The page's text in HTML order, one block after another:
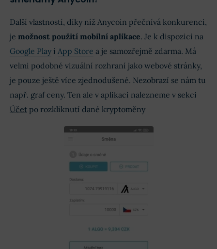
Další vlastností, díky níž Anycoin přečnívá konkurenci,
je možnost použití mobilní aplikace. Je k dispozici na
Google Play i App Store a je samozřejmě zdarma. Má
velmi podobné vizuální rozhraní jako webové stránky,
je pouze ještě více zjednodušené. Nezobrazí se nám tu
např. graf ceny. Ten ale v aplikaci nalezneme v sekci
Účet po rozkliknutí dané kryptoměny